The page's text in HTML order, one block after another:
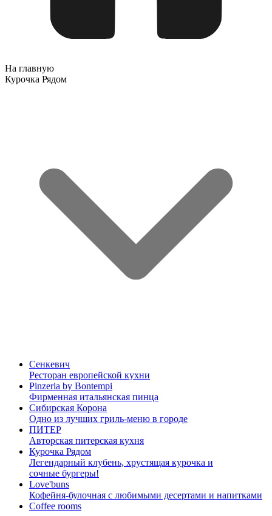
На главную
Курочка Рядом
Сенкевич
Ресторан европейской кухни
Pinzeria by Bontempi
Фирменная итальянская пинца
Сибирская Корона
Одно из лучших гриль-меню в городе
ПИТЕР
Авторская питерская кухня
Курочка Рядом
Легендарный клубень, хрустящая курочка и
сочные бургеры!
Love'buns
Кофейня-булочная с любимыми десертами и напитками
Coffee rooms